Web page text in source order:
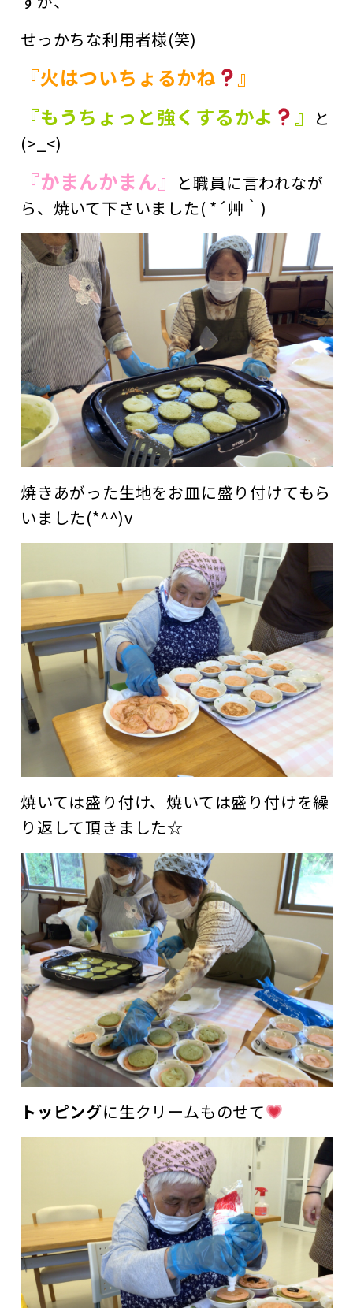
せっかちな利用者様(笑)
『火はついちょるかね
』
『もうちょっと強くするかよ
』
と
(>_<)
『かまんかまん』
と職員に言われなが
ら、焼いて下さいました( *´艸｀)
焼きあがった生地をお皿に盛り付けてもら
いました(*^^)v
焼いては盛り付け、焼いては盛り付けを繰
り返して頂きました☆
トッピングに生クリームものせて